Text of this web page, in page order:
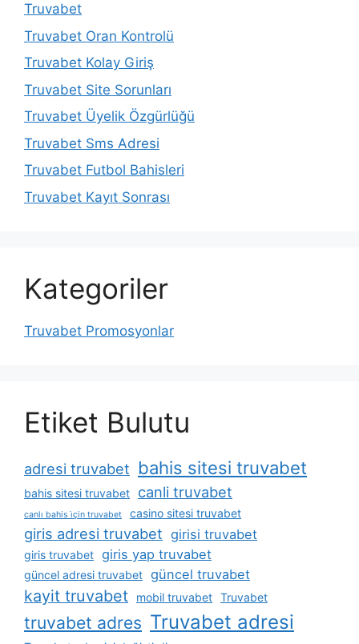
Truvabet
Truvabet Oran Kontrolü
Truvabet Kolay Giriş
Truvabet Site Sorunları
Truvabet Üyelik Özgürlüğü
Truvabet Sms Adresi
Truvabet Futbol Bahisleri
Truvabet Kayıt Sonrası
Kategoriler
Truvabet Promosyonlar
Etiket Bulutu
adresi truvabet bahis sitesi truvabet
bahis sitesi truvabet canli truvabet
canlı bahis i̇çin truvabet casino sitesi truvabet
giris adresi truvabet girisi truvabet
giris truvabet giris yap truvabet
güncel adresi truvabet güncel truvabet
kayit truvabet mobil truvabet Truvabet
truvabet adres Truvabet adresi